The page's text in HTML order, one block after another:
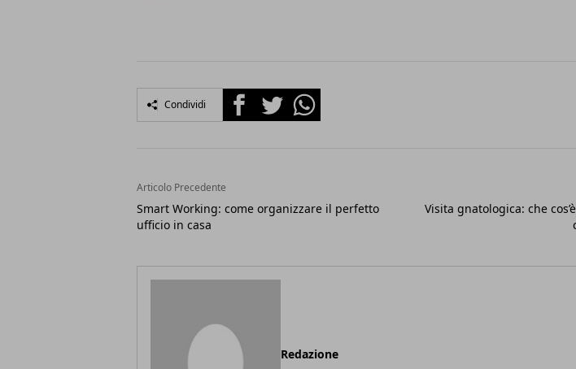
Condividi FacebookTwitterWhatsapp
Articolo Precedente
Smart Working: come organizzare il perfetto
ufficio in casa
Visita gnatologica: che
Redazione